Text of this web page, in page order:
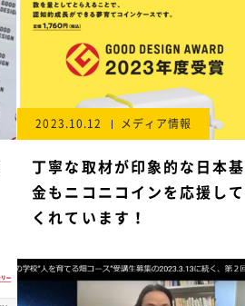
2023.10.12 メディア情報
丁寧な取材が印象的な日本基
金もニコニコインを応援して
くれています！